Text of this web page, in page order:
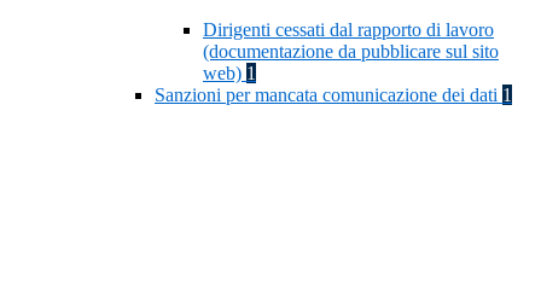
Dirigenti cessati dal rapporto di lavoro
(documentazione da pubblicare sul sito
web) 1
Sanzioni per mancata comunicazione dei dati 1